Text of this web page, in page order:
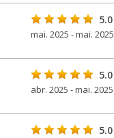
5.0
mai. 2025 - mai. 2025
5.0
abr. 2025 - mai. 2025
5.0